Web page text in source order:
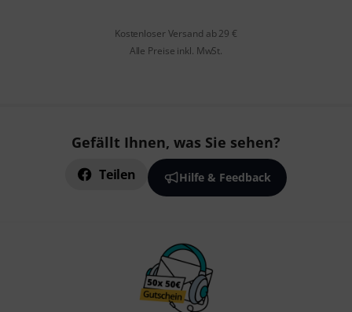
Kostenloser Versand ab 29 €
Alle Preise inkl. MwSt.
Gefällt Ihnen, was Sie sehen?
Teilen Hilfe & Feedback